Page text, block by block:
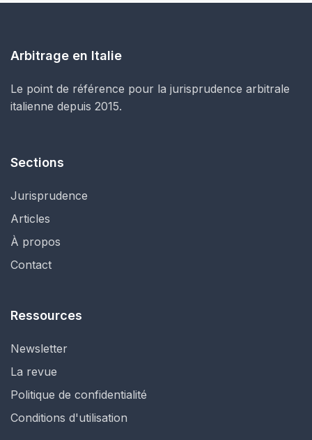
Arbitrage en Italie
Le point de référence pour la jurisprudence arbitrale
italienne depuis 2015.
Sections
Jurisprudence
Articles
À propos
Contact
Ressources
Newsletter
La revue
Politique de confidentialité
Conditions d'utilisation